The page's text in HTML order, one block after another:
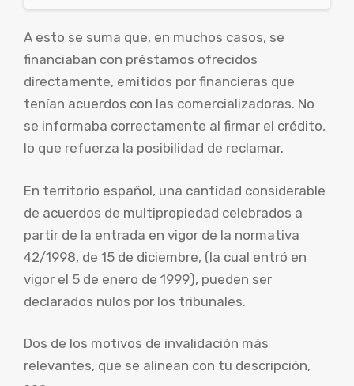
A esto se suma que, en muchos casos, se
financiaban con préstamos ofrecidos
directamente, emitidos por financieras que
tenían acuerdos con las comercializadoras. No
se informaba correctamente al firmar el crédito,
lo que refuerza la posibilidad de reclamar.
En territorio español, una cantidad considerable
de acuerdos de multipropiedad celebrados a
partir de la entrada en vigor de la normativa
42/1998, de 15 de diciembre, (la cual entró en
vigor el 5 de enero de 1999), pueden ser
declarados nulos por los tribunales.
Dos de los motivos de invalidación más
relevantes, que se alinean con tu descripción,